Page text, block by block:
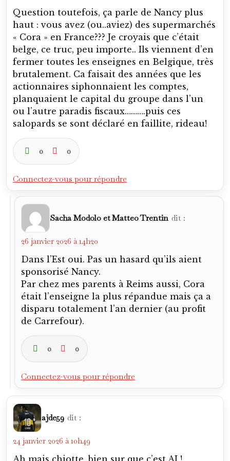
Question toutefois, ça parle de Nancy plus
haut : vous avez (ou..aviez) des supermarchés
« Cora » en France??? Je croyais que c’était
belge, ce truc, peu importe.. Ils viennent d’en
fermer toutes les enseignes en Belgique, très
brutalement. Ca faisait des années que les
actionnaires siphonnaient les comptes,
planquaient le capital du groupe dans l’un
ou l’autre paradis fiscaux……….puis ces
salopards se sont déclaré en faillite, rideau!
0 0
Connectez-vous pour répondre
Sacha Modolo et Matteo Trentin dit :
26 janvier 2026 à 14h20
Dans l’Est oui. Pas un hasard qu’ils aient
sponsorisé Nancy.
Par chez mes parents à Reims aussi, Cora
était l’enseigne la plus répandue mais ça a
disparu totalement l’an dernier (au profit
de Carrefour).
0 0
Connectez-vous pour répondre
ajde59 dit :
24 janvier 2026 à 10h49
Ah mais chiotte, bien sur que c’est AJ !